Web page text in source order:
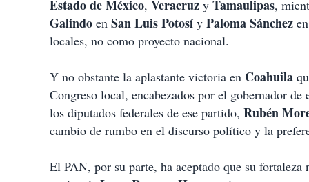
Estado de México, Veracruz y Tamaulipas,
Galindo en San Luis Potosíy Paloma Sánchez
locales, no como proyecto nacional.
Y no obstante la aplastante victoria en Coahuila
Congreso local, encabezados por el gobernador de
los diputados federales de ese partido, Rubén
cambio de rumbo en el discurso político y la
El PAN, por su parte, ha aceptado que su